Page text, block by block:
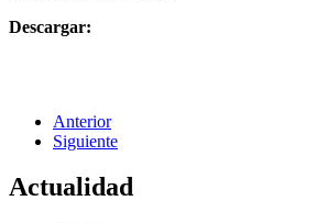
Descargar:
Anterior
Siguiente
Actualidad